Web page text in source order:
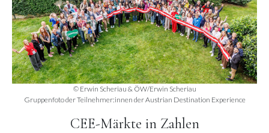
© Erwin Scheriau & ÖW/Erwin Scheriau
Gruppenfoto der Teilnehmer:innen der Austrian Destination Experience
CEE-Märkte in Zahlen